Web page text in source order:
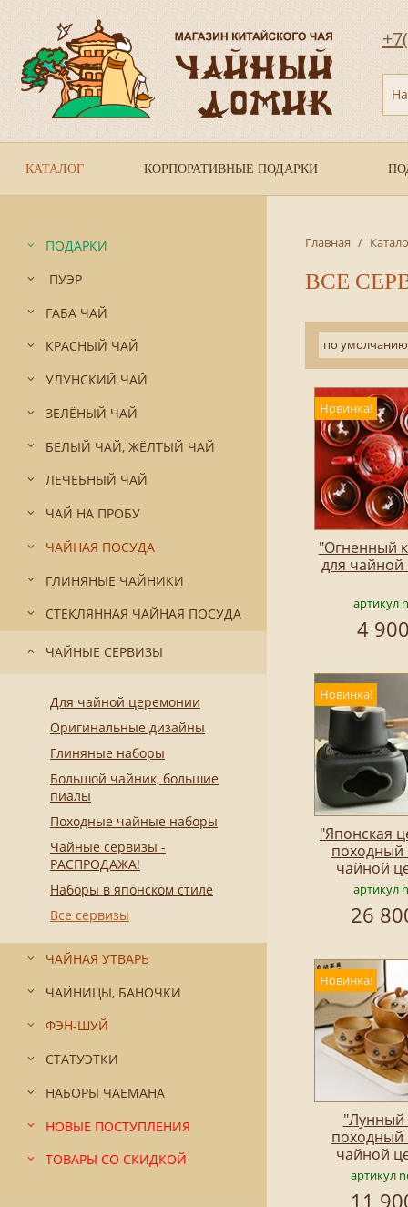
КАТАЛОГ КОРПОРАТИВНЫЕ ПОДАРКИ
ПОДАРКИ
ПУЭР
ГАБА ЧАЙ
КРАСНЫЙ ЧАЙ
УЛУНСКИЙ ЧАЙ
ЗЕЛЁНЫЙ ЧАЙ
БЕЛЫЙ ЧАЙ, ЖЁЛТЫЙ ЧАЙ
ЛЕЧЕБНЫЙ ЧАЙ
ЧАЙ НА ПРОБУ
ЧАЙНАЯ ПОСУДА
ГЛИНЯНЫЕ ЧАЙНИКИ
СТЕКЛЯННАЯ ЧАЙНАЯ ПОСУДА
ЧАЙНЫЕ СЕРВИЗЫ
Для чайной церемонии
Оригинальные дизайны
Глиняные наборы
Большой чайник, большие
пиалы
Походные чайные наборы
Чайные сервизы -
РАСПРОДАЖА!
Наборы в японском стиле
Все сервизы
ЧАЙНАЯ УТВАРЬ
ЧАЙНИЦЫ, БАНОЧКИ
ФЭН-ШУЙ
СТАТУЭТКИ
НАБОРЫ ЧАЕМАНА
НОВЫЕ ПОСТУПЛЕНИЯ
ТОВАРЫ СО СКИДКОЙ
Главная /
ВСЕ
по умолчанию
Новинка!
"Огненный
для
артикул
4
Новинка!
"Японская
походный
чайной
артикул
26
Новинка!
"Лунный
походный
чайной
артикул
11